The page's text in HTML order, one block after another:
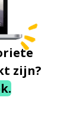
zijn?